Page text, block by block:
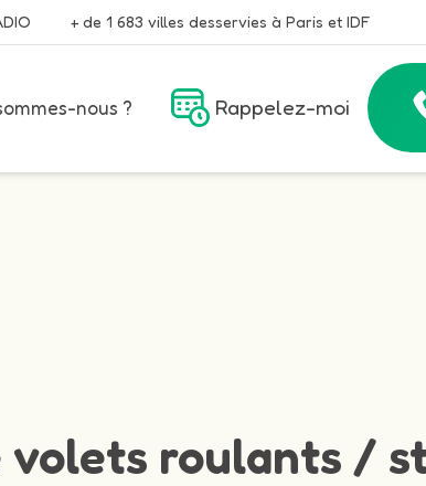
+ de 1 683 villes desservies à Paris et IDF
nous ? Rappelez-moi
roulants /